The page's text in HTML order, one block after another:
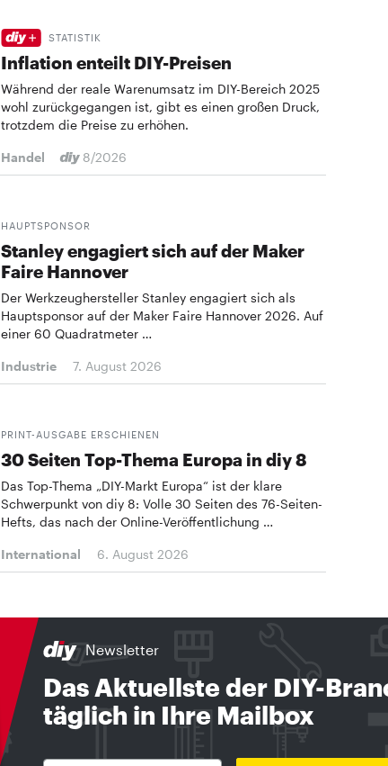
STATISTIK
Inflation enteilt DIY-Preisen
Während der reale Warenumsatz im DIY-Bereich 2025
wohl zurückgegangen ist, gibt es einen großen Druck,
trotzdem die Preise zu erhöhen.
Handel 8/2026
HAUPTSPONSOR
Stanley engagiert sich auf der Maker
Faire Hannover
Der Werkzeughersteller Stanley engagiert sich als
Hauptsponsor auf der Maker Faire Hannover 2026. Auf
einer 60 Quadratmeter …
Industrie 7. August 2026
PRINT-AUSGABE ERSCHIENEN
30 Seiten Top-Thema Europa in diy 8
Das Top-Thema „DIY-Markt Europa“ ist der klare
Schwerpunkt von diy 8: Volle 30 Seiten des 76-Seiten-
Hefts, das nach der Online-Veröffentlichung …
International 6. August 2026
Newsletter
Das Aktuellste der DIY-
täglich in Ihre Mailbox